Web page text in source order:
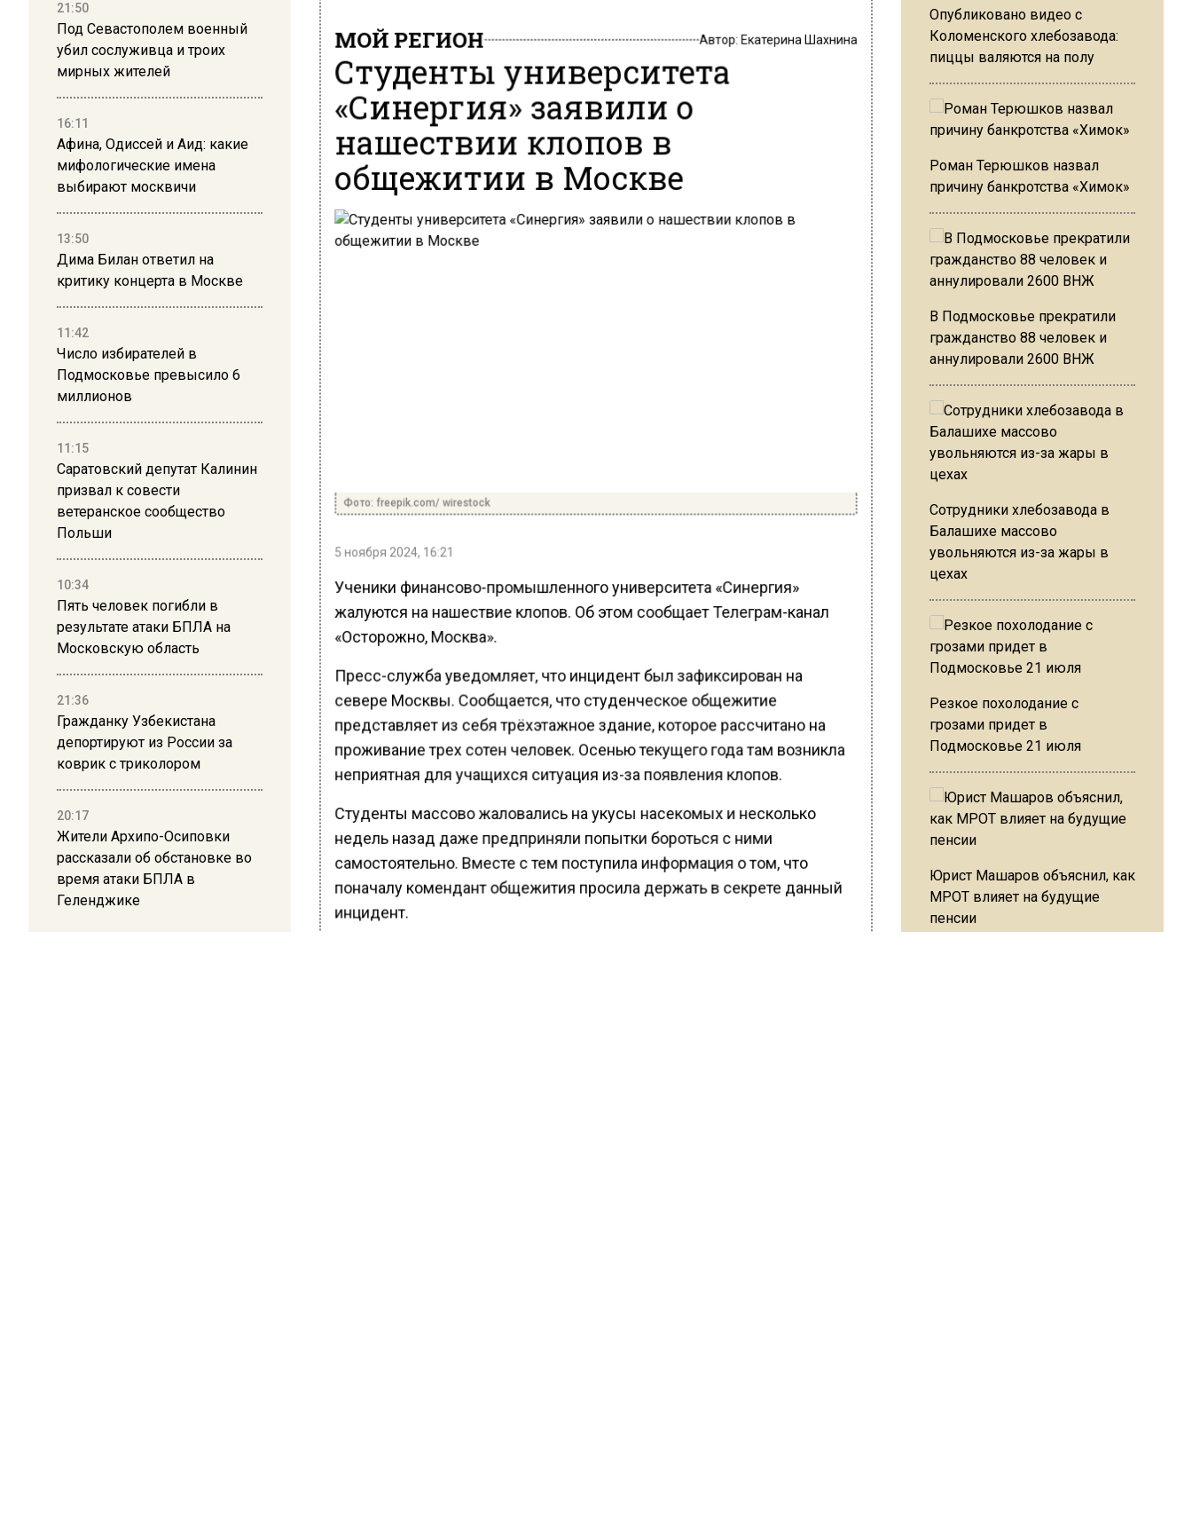
21:50
Под Севастополем военный
убил сослуживца и троих
мирных жителей
16:11
Афина, Одиссей и Аид: какие
мифологические имена
выбирают москвичи
13:50
Дима Билан ответил на
критику концерта в Москве
11:42
Число избирателей в
Подмосковье превысило 6
миллионов
11:15
Саратовский депутат Калинин
призвал к совести
ветеранское сообщество
Польши
10:34
Пять человек погибли в
результате атаки БПЛА на
Московскую область
21:36
Гражданку Узбекистана
депортируют из России за
коврик с триколором
20:17
Жители Архипо-Осиповки
рассказали об обстановке во
время атаки БПЛА в
Геленджике
МОЙ РЕГИОН Автор:Екатерина Шахнина
Студенты университета
«Синергия» заявили о
нашествии клопов в
общежитии в Москве
Фото: freepik.com/ wirestock
5 ноября 2024, 16:21
Ученики финансово-промышленного университета «Синергия»
жалуются на нашествие клопов. Об этом сообщает Телеграм-канал
«Осторожно, Москва».
Пресс-служба уведомляет, что инцидент был зафиксирован на
севере Москвы. Сообщается, что студенческое общежитие
представляет из себя трёхэтажное здание, которое рассчитано на
проживание трех сотен человек. Осенью текущего года там возникла
неприятная для учащихся ситуация из-за появления клопов.
Студенты массово жаловались на укусы насекомых и несколько
недель назад даже предприняли попытки бороться с ними
самостоятельно. Вместе с тем поступила информация о том, что
поначалу комендант общежития просила держать в секрете данный
инцидент.
Опубликовано видео с
Коломенского хлебозавода:
пиццы валяются на полу
Роман Терюшков назвал
причину банкротства «Химок»
В Подмосковье прекратили
гражданство 88 человек и
аннулировали 2600 ВНЖ
Сотрудники хлебозавода в
Балашихе массово
увольняются из-за жары в
цехах
Резкое похолодание с
грозами придет в
Подмосковье 21 июля
Юрист Машаров объяснил, как
МРОТ влияет на будущие
пенсии